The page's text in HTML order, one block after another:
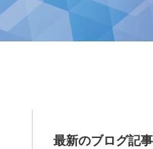
最新のブログ記事